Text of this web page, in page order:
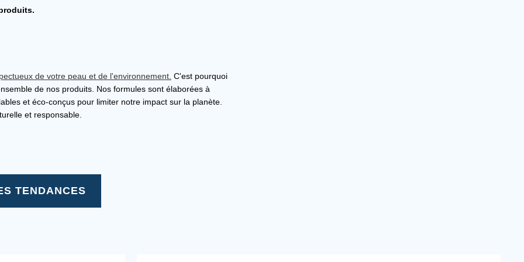
de votre peau et de l'environnement. C'est pourquoi
de nos produits. Nos formules sont élaborées à
et éco-conçus pour limiter notre impact sur la planète.
et responsable.
TENDANCES